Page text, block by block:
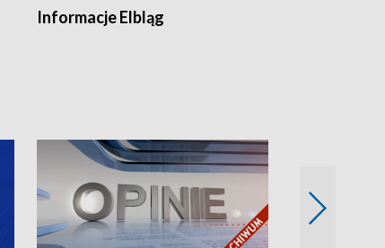
Informacje Elbląg